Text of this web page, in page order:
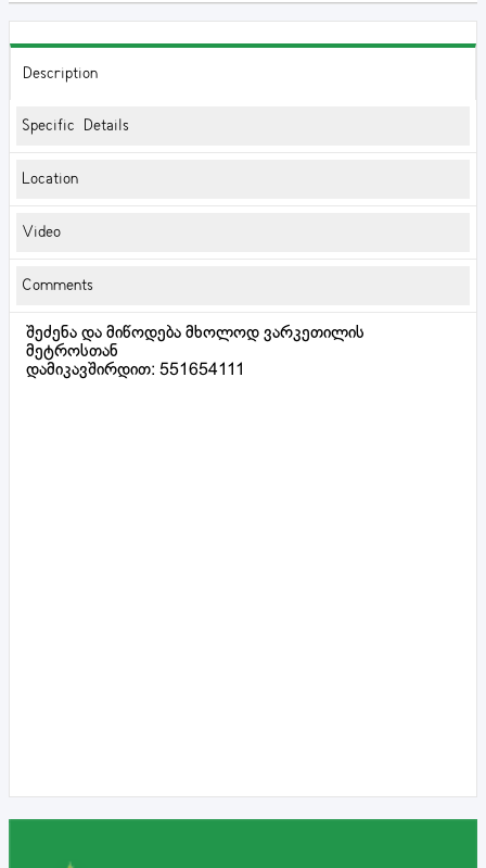
Description
Specific Details
Location
Video
Comments
შეძენა და მიწოდება მხოლოდ ვარკეთილის
მეტროსთან
დამიკავშირდით: 551654111